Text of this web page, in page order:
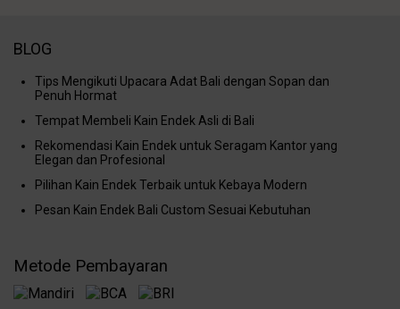
BLOG
Tips Mengikuti Upacara Adat Bali dengan Sopan dan
Penuh Hormat
Tempat Membeli Kain Endek Asli di Bali
Rekomendasi Kain Endek untuk Seragam Kantor yang
Elegan dan Profesional
Pilihan Kain Endek Terbaik untuk Kebaya Modern
Pesan Kain Endek Bali Custom Sesuai Kebutuhan
Metode Pembayaran